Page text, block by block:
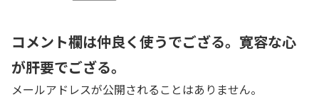
コメント欄は仲良く使うでござる。寛容な心
が肝要でござる。
メールアドレスが公開されることはありません。